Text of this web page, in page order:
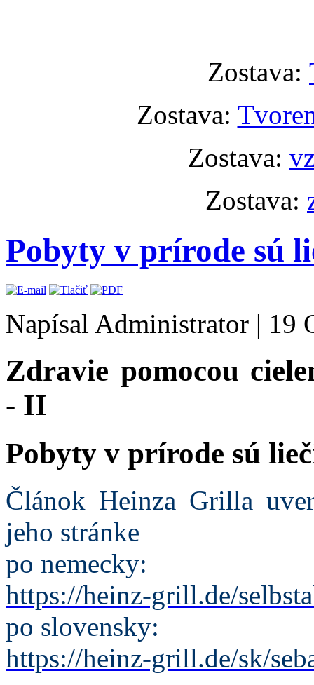
Zostava:
Zostava:
Zostava:
Zostava:
Pobyty v prírode sú
Napísal Administrator | 19
Zdravie pomocou
- II
Pobyty v prírode sú
Článok Heinza Grilla
jeho stránke
po nemecky:
https://heinz-grill.de/
po slovensky:
https://heinz-grill.de/sk/